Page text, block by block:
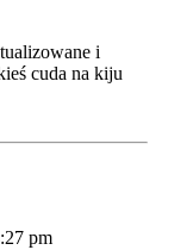
i
cuda na kiju
pm